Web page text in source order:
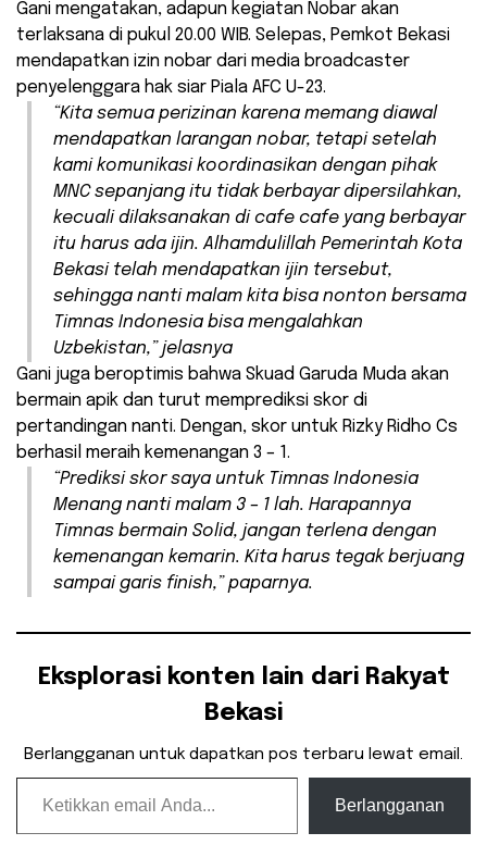
Gani mengatakan, adapun kegiatan Nobar akan
terlaksana di pukul 20.00 WIB. Selepas, Pemkot Bekasi
mendapatkan izin nobar dari media broadcaster
penyelenggara hak siar Piala AFC U-23.
“Kita semua perizinan karena memang diawal
mendapatkan larangan nobar, tetapi setelah
kami komunikasi koordinasikan dengan pihak
MNC sepanjang itu tidak berbayar dipersilahkan,
kecuali dilaksanakan di cafe cafe yang berbayar
itu harus ada ijin. Alhamdulillah Pemerintah Kota
Bekasi telah mendapatkan ijin tersebut,
sehingga nanti malam kita bisa nonton bersama
Timnas Indonesia bisa mengalahkan
Uzbekistan,” jelasnya
Gani juga beroptimis bahwa Skuad Garuda Muda akan
bermain apik dan turut memprediksi skor di
pertandingan nanti. Dengan, skor untuk Rizky Ridho Cs
berhasil meraih kemenangan 3 – 1.
“Prediksi skor saya untuk Timnas Indonesia
Menang nanti malam 3 – 1 lah. Harapannya
Timnas bermain Solid, jangan terlena dengan
kemenangan kemarin. Kita harus tegak berjuang
sampai garis finish,” paparnya.
Eksplorasi konten lain dari Rakyat
Bekasi
Berlangganan untuk dapatkan pos terbaru lewat email.
Ketikkan email Anda...
Berlangganan